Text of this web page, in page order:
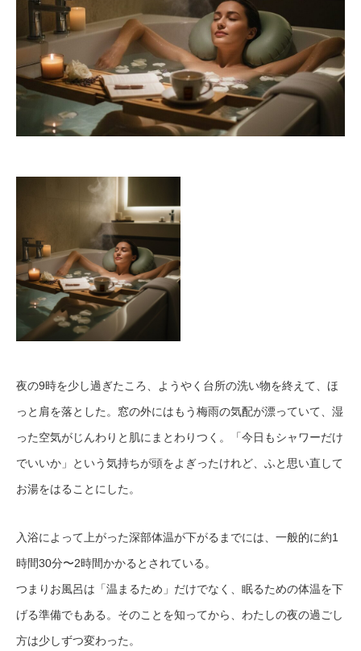
夜の9時を少し過ぎたころ、ようやく台所の洗い物を終えて、ほ
っと肩を落とした。窓の外にはもう梅雨の気配が漂っていて、湿
った空気がじんわりと肌にまとわりつく。「今日もシャワーだけ
でいいか」という気持ちが頭をよぎったけれど、ふと思い直して
お湯をはることにした。
入浴によって上がった深部体温が下がるまでには、一般的に約1
時間30分〜2時間かかるとされている。
つまりお風呂は「温まるため」だけでなく、眠るための体温を下
げる準備でもある。そのことを知ってから、わたしの夜の過ごし
方は少しずつ変わった。